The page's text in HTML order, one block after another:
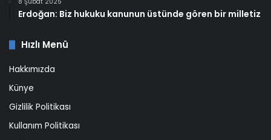
Erdoğan: Biz hukuku kanunun üstünde gören bir milletiz
Hızlı Menü
Hakkımızda
Künye
Gizlilik Politikası
Kullanım Politikası